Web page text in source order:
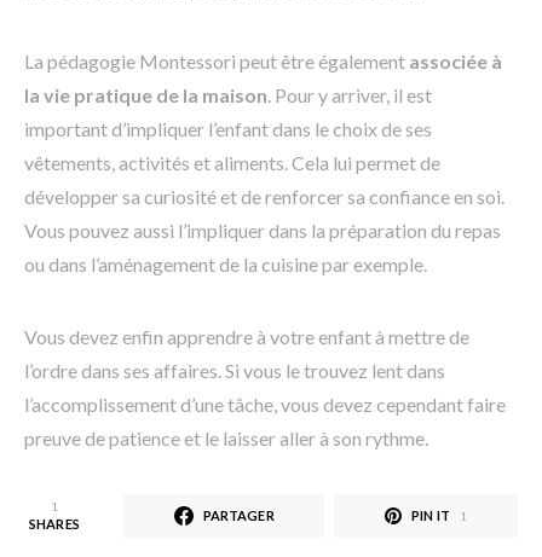
La pédagogie Montessori peut être également associée à
la vie pratique de la maison . Pour y arriver, il est
important d’impliquer l’enfant dans le choix de ses
vêtements, activités et aliments. Cela lui permet de
développer sa curiosité et de renforcer sa confiance en soi.
Vous pouvez aussi l’impliquer dans la préparation du repas
ou dans l’aménagement de la cuisine par exemple.
Vous devez enfin apprendre à votre enfant à mettre de
l’ordre dans ses affaires. Si vous le trouvez lent dans
l’accomplissement d’une tâche, vous devez cependant faire
preuve de patience et le laisser aller à son rythme.
1
SHARES
PARTAGER PIN IT 1